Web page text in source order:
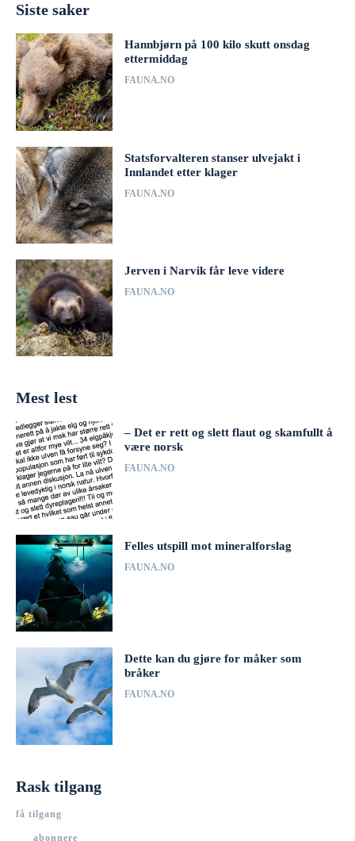
Siste saker
Hannbjørn på 100 kilo skutt onsdag
ettermiddag
FAUNA.NO
Statsforvalteren stanser ulvejakt i
Innlandet etter klager
FAUNA.NO
Jerven i Narvik får leve videre
FAUNA.NO
Mest lest
– Det er rett og slett flaut og skamfullt å
være norsk
FAUNA.NO
Felles utspill mot mineralforslag
FAUNA.NO
Dette kan du gjøre for måker som
bråker
FAUNA.NO
Rask tilgang
få tilgang
abonnere